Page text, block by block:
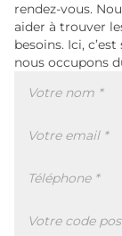
rendez-vous.
aider à trouver
besoins. Ici,
nous occupons